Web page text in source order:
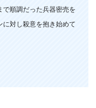
で順調だった兵器密売を
に対し殺意を抱き始めて